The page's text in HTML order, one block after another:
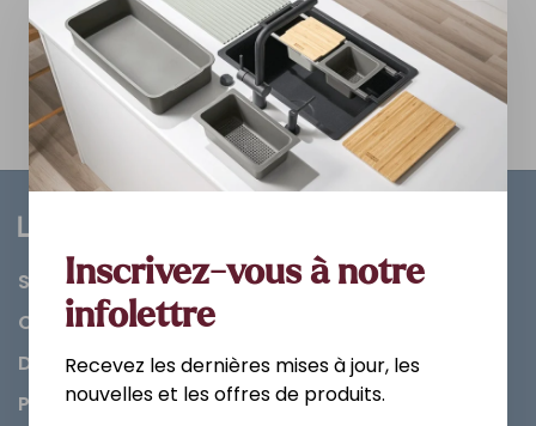
Salle de bain
Cuisine
Décorations et Accessoires
Peintures
Inscrivez-vous à notre
infolettre
Recevez les dernières mises à jour, les
nouvelles et les offres de produits.